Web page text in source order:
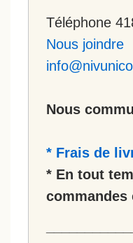
Téléphone
Nous joindre
Nous
* Frais de
* En tout
commandes